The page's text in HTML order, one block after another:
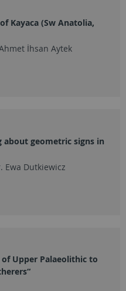
Kayaca (Sw Anatolia,
İhsan Aytek
about geometric signs in
Dutkiewicz
Upper Palaeolithic to